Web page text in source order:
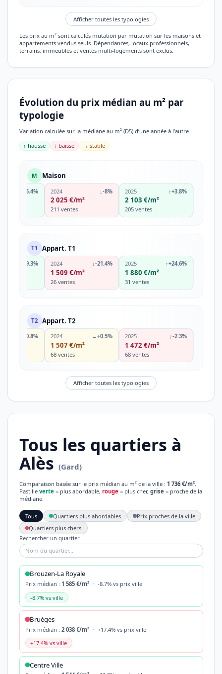
Afficher toutes les typologies
Les prix au m² sont calculés mutation par mutation sur les maisons et
appartements vendus seuls. Dépendances, locaux professionnels,
terrains, immeubles et ventes multi-logements sont exclus.
Évolution du prix médian au m² par
typologie
Variation calculée sur la médiane au m² (D5) d’une année à l’autre.
↑ hausse
↓ baisse → stable
M Maison
+5.4% 2024 ↓-8%
2 025 €/m²
211 ventes
2025 ↑+3.8%
2 103 €/m²
205 ventes
T1 Appart. T1
+29.3% 2024 ↓-21.4%
1 509 €/m²
26 ventes
2025 ↑+24.6%
1 880 €/m²
31 ventes
T2 Appart. T2
-0.8% 2024 →+0.5%
1 507 €/m²
68 ventes
2025 ↓-2.3%
1 472 €/m²
68 ventes
Afficher toutes les typologies
Tous les quartiers à
Alès (Gard)
Comparaison basée sur le prix médian au m² de la ville : 1 736 €/m².
Pastille verte= plus abordable, rouge= plus cher, grise= proche de la
médiane.
Tous Quartiers plus abordables
Prix proches de la ville
Quartiers plus chers
Rechercher un quartier
Brouzen-La Royale
Prix médian : 1 585 €/m² • -8.7% vs prix ville
-8.7% vs ville
Bruèges
Prix médian : 2 038 €/m² • +17.4% vs prix ville
+17.4% vs ville
Centre Ville